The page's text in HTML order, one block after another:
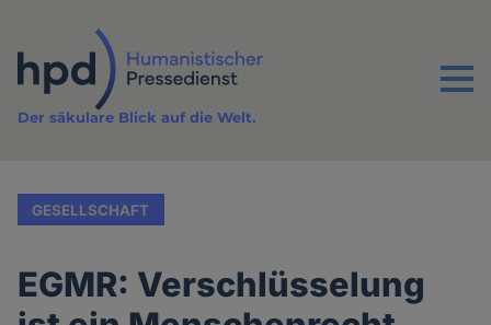
Inhalt
Menu
Der säkulare Blick auf die Welt.
GESELLSCHAFT
EGMR: Verschlüsselung